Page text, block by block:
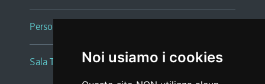
Noi usiamo i cookies
Persone e Uffici
Sala Tiziano Tessitori